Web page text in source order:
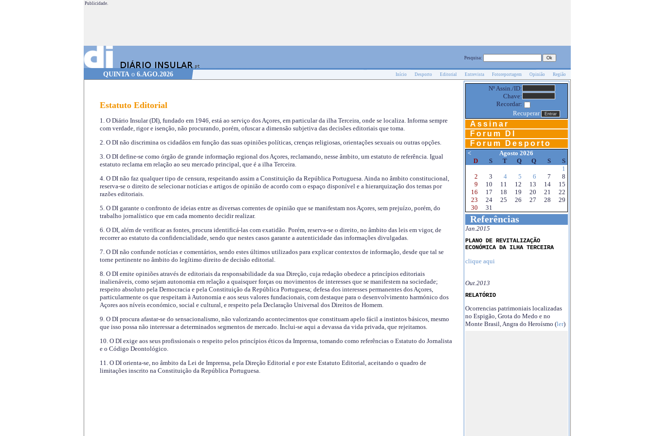
Publicidade.
Pesquisa:
QUINTA o 6.AGO.2026 Início Desporto Editorial Entrevista Fotoreportagem Opinião Região
Estatuto Editorial
1. O Diário Insular (DI), fundado em 1946, está ao serviço dos Açores, em particular da ilha Terceira, onde se localiza. Informa sempre
com verdade, rigor e isenção, não procurando, porém, ofuscar a dimensão subjetiva das decisões editoriais que toma.
2. O DI não discrimina os cidadãos em função das suas opiniões políticas, crenças religiosas, orientações sexuais ou outras opções.
3. O DI define-se como órgão de grande informação regional dos Açores, reclamando, nesse âmbito, um estatuto de referência. Igual
estatuto reclama em relação ao seu mercado principal, que é a ilha Terceira.
4. O DI não faz qualquer tipo de censura, respeitando assim a Constituição da República Portuguesa. Ainda no âmbito constitucional,
reserva-se o direito de selecionar notícias e artigos de opinião de acordo com o espaço disponível e a hierarquização dos temas por
razões editoriais.
5. O DI garante o confronto de ideias entre as diversas correntes de opinião que se manifestam nos Açores, sem prejuízo, porém, do
trabalho jornalístico que em cada momento decidir realizar.
6. O DI, além de verificar as fontes, procura identificá-las com exatidão. Porém, reserva-se o direito, no âmbito das leis em vigor, de
recorrer ao estatuto da confidencialidade, sendo que nestes casos garante a autenticidade das informações divulgadas.
7. O DI não confunde notícias e comentários, sendo estes últimos utilizados para explicar contextos de informação, desde que tal se
torne pertinente no âmbito do legítimo direito de decisão editorial.
8. O DI emite opiniões através de editoriais da responsabilidade da sua Direção, cuja redação obedece a princípios editoriais
inalienáveis, como sejam autonomia em relação a quaisquer forças ou movimentos de interesses que se manifestem na sociedade;
respeito absoluto pela Democracia e pela Constituição da República Portuguesa; defesa dos interesses permanentes dos Açores,
particularmente os que respeitam à Autonomia e aos seus valores fundacionais, com destaque para o desenvolvimento harmónico dos
Açores aos níveis económico, social e cultural, e respeito pela Declaração Universal dos Direitos de Homem.
9. O DI procura afastar-se do sensacionalismo, não valorizando acontecimentos que constituam apelo fácil a instintos básicos, mesmo
que isso possa não interessar a determinados segmentos de mercado. Inclui-se aqui a devassa da vida privada, que rejeitamos.
10. O DI exige aos seus profissionais o respeito pelos princípios éticos da Imprensa, tomando como referências o Estatuto do Jornalista
e o Código Deontológico.
11. O DI orienta-se, no âmbito da Lei de Imprensa, pela Direção Editorial e por este Estatuto Editorial, aceitando o quadro de
limitações inscrito na Constituição da República Portuguesa.
Nº Assin./ID:
Chave:
Recordar:
Recuperar
Assinar
Forum DI
Forum Desporto
<
Agosto 2026
D
S T Q Q S
S
1
2
3 4 5 6 7
8
9
10 11 12 13 14
15
16
17 18 19 20 21
22
23
24 25 26 27 28
29
30
31
Referências
Jan.2015
PLANO DE REVITALIZAÇÃO
ECONÓMICA DA ILHA TERCEIRA
clique aqui
Out.2013
RELATÓRIO
Ocorrencias patrimoniais localizadas
no Espigão, Grota do Medo e no
Monte Brasil, Angra do Heroísmo (ler)